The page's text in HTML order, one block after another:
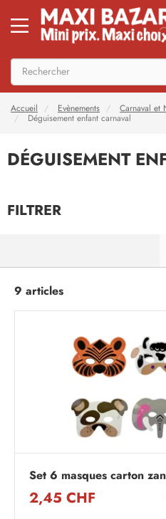
Accueil Evènements
Carnaval et
Déguisement enfant carnaval
DÉGUISEMENT
FILTRER
Set 6 masques carton
2,45 CHF
9 articles